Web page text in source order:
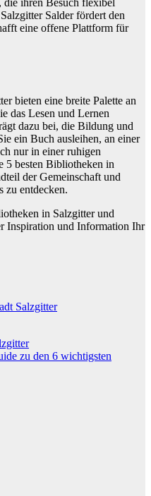
ihren Besuch flexibel
Salder fördert den
eine offene Plattform für
bieten eine breite Palette an
das Lesen und Lernen
dazu bei, die Bildung und
ein Buch ausleihen, an einer
nur in einer ruhigen
5 besten Bibliotheken in
der Gemeinschaft und
zu entdecken.
in Salzgitter und
Inspiration und Information Ihr
Salzgitter
zu den 6 wichtigsten